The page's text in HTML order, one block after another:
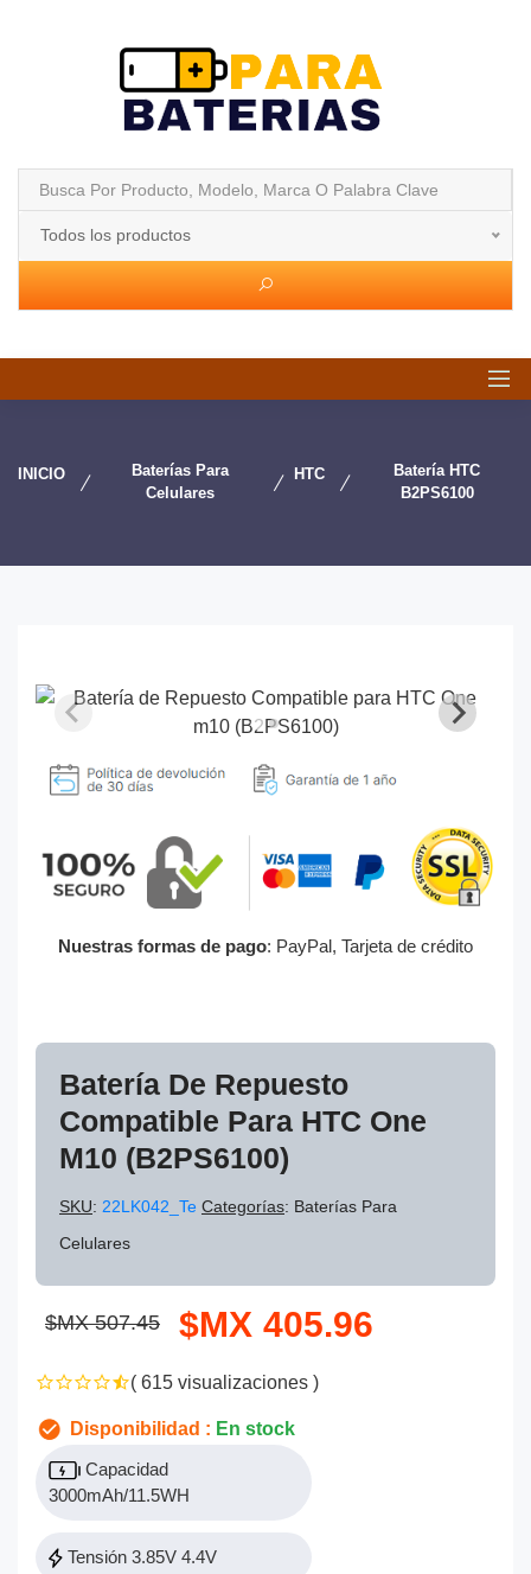
Todos los productos
INICIO
Baterías Para
Celulares
HTC
Batería HTC
B2PS6100
Nuestras formas de pago: PayPal, Tarjeta de crédito
Batería De Repuesto
Compatible Para HTC One
M10 (B2PS6100)
SKU: 22LK042_Te Categorías: Baterías Para
Celulares
$MX 507.45 $MX 405.96
( 615 visualizaciones )
Disponibilidad : En stock
Capacidad
3000mAh/11.5WH
Tensión 3.85V 4.4V